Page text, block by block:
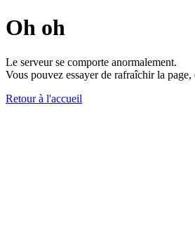
Oh oh
Le serveur se comporte anormalement.
Vous pouvez essayer de rafraîchir la
Retour à l'accueil